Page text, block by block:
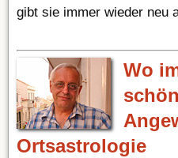
gibt sie immer wieder neu
Wo
Ortsastrologie